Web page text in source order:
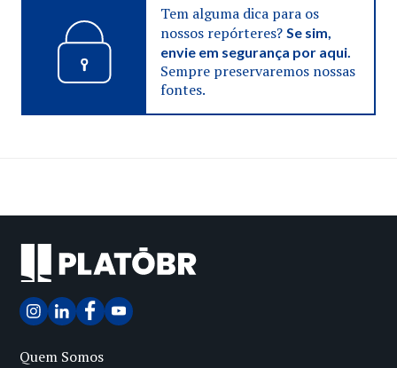
Tem alguma dica para os
nossos repórteres? Se sim,
envie em segurança por aqui.
Sempre preservaremos nossas
fontes.
Quem Somos